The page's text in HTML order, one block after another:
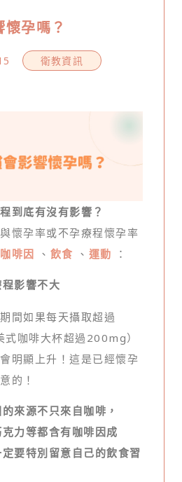
孕嗎？
衛教資訊
到底有沒有影響？
懷孕率或不孕療程懷孕率
咖啡因 、 飲食 、 運動 ：
影響不大
間如果每天攝取超過
咖啡大杯超過200mg）
明顯上升！這是已經懷孕
的！
來源不只來自咖啡，
克力等都含有咖啡因成
要特別留意自己的飲食習